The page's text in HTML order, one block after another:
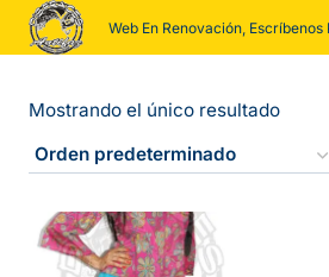
Saltar
Web En Renovación, Escríbenos
Mostrando el único resultado